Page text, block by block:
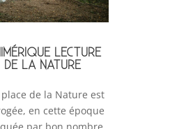
LECTURE
DE LA NATURE
place de la Nature est
en cette époque